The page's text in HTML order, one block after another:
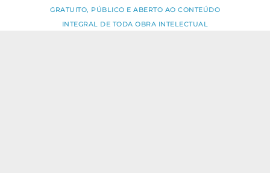
GRATUITO, PÚBLICO E ABERTO AO CONTEÚDO
INTEGRAL DE TODA OBRA INTELECTUAL